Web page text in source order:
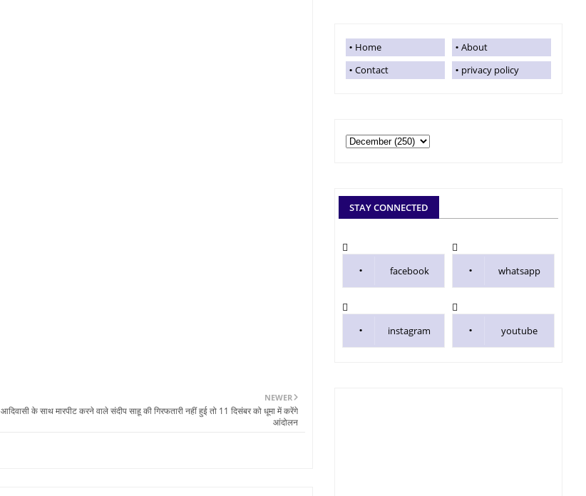
NEWER
आदिवासी के साथ मारपीट करने वाले संदीप साहू की गिरफतारी नहीं हुई तो 11 दिसंबर को धूमा में करेंगे
आंदोलन
Home
About
Contact
privacy policy
STAY CONNECTED
facebook whatsapp
instagram youtube